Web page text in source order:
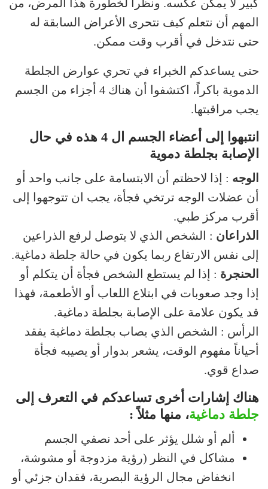
كبير لا يمكن عكسه. ونظراً لخطورة هذا المرض، من
المهم أن نتعلم كيف نتحرى الأعراض السابقة له
حتى نتدخل في أقرب وقت ممكن.
حتى يساعدكم الخبراء في تحري عوارض الجلطة
الدموية باكراً، اكتشفوا أن هناك 4 أجزاء من الجسم
يجب مراقبتها.
انتبهوا إلى أعضاء الجسم ال 4 هذه في حال
الإصابة بجلطة دموية
الوجه : إذا لاحظتم أن الابتسامة على جانب واحد أو
أن عضلات الوجه ترتخي فجأة، يجب ان تتوجهوا إلى
أقرب مركز طبي.
الذراعان : الشخص الذي لا يتوصل لرفع الذراعين
إلى نفس الارتفاع ربما يكون في حالة جلطة دماغية.
الحنجرة : إذا لم يستطع الشخص فجأة أن يتكلم أو
إذا وجد صعوبات في ابتلاع اللعاب أو الأطعمة، فهذا
قد يكون علامة على الإصابة بجلطة دماغية.
الرأس : الشخص الذي يصاب بجلطة دماغية يفقد
أحياناً مفهوم الوقت، يشعر بدوار أو يصيبه فجأة
صداع قوي.
هناك إشارات أخرى تساعدكم في التعرف إلى
جلطة دماغية، منها مثلاً :
ألم أو شلل يؤثر على أحد نصفي الجسم
مشاكل في النظر (رؤية مزدوجة أو مشوشة،
انخفاض مجال الرؤية البصرية، فقدان جزئي أو